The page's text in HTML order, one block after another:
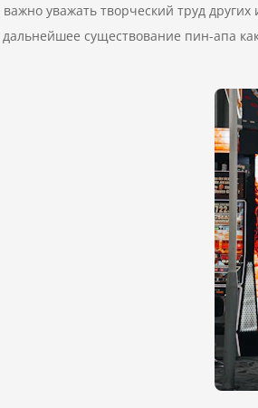
уважать творческий труд
существование пин-апа